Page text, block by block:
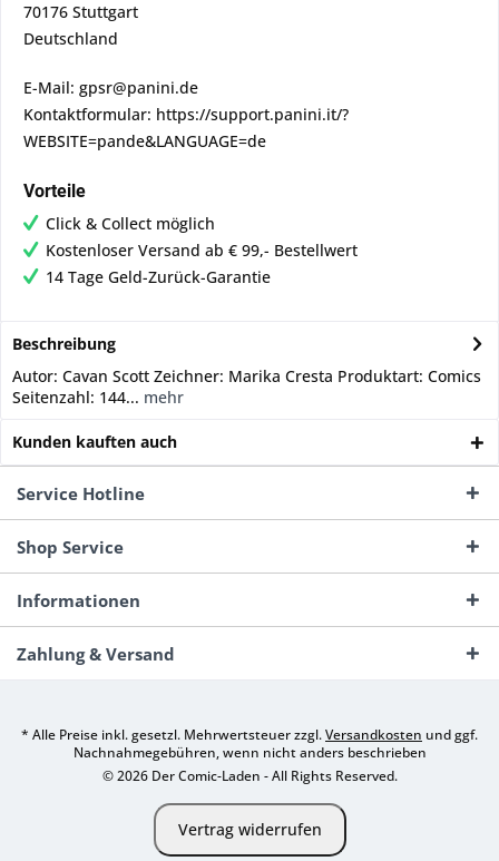
70176 Stuttgart
Deutschland
E-Mail: gpsr@panini.de
Kontaktformular: https://support.panini.it/?
WEBSITE=pande&LANGUAGE=de
Vorteile
Click & Collect möglich
Kostenloser Versand ab € 99,- Bestellwert
14 Tage Geld-Zurück-Garantie
Beschreibung
Autor: Cavan Scott Zeichner: Marika Cresta Produktart: Comics
Seitenzahl: 144... mehr
Kunden kauften auch
Service Hotline
Shop Service
Informationen
Zahlung & Versand
* Alle Preise inkl. gesetzl. Mehrwertsteuer zzgl.Versandkosten und ggf.
Nachnahmegebühren, wenn nicht anders beschrieben
© 2026 Der Comic-Laden - All Rights Reserved.
Vertrag widerrufen